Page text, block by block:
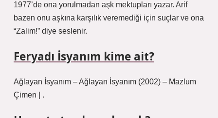
1977’de ona yorulmadan aşk mektupları yazar. Arif
bazen onu aşkına karşılık veremediği için suçlar ve ona
“Zalim!” diye seslenir.
Feryadı İsyanım kime ait?
Ağlayan İsyanım – Ağlayan İsyanım (2002) – Mazlum
Çimen | .